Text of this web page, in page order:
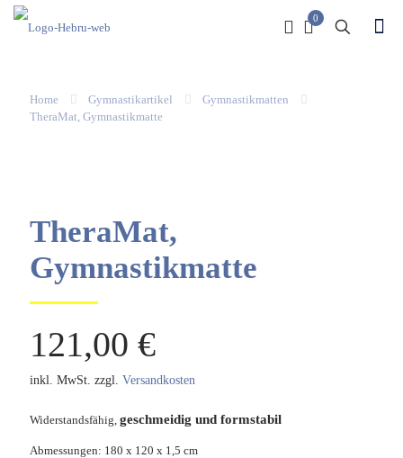
0
Home Gymnastikartikel
Gymnastikmatten
TheraMat, Gymnastikmatte
TheraMat,
Gymnastikmatte
121,00 €
inkl. MwSt. zzgl. Versandkosten
Widerstandsfähig, geschmeidig und formstabil
Abmessungen: 180 x 120 x 1,5 cm